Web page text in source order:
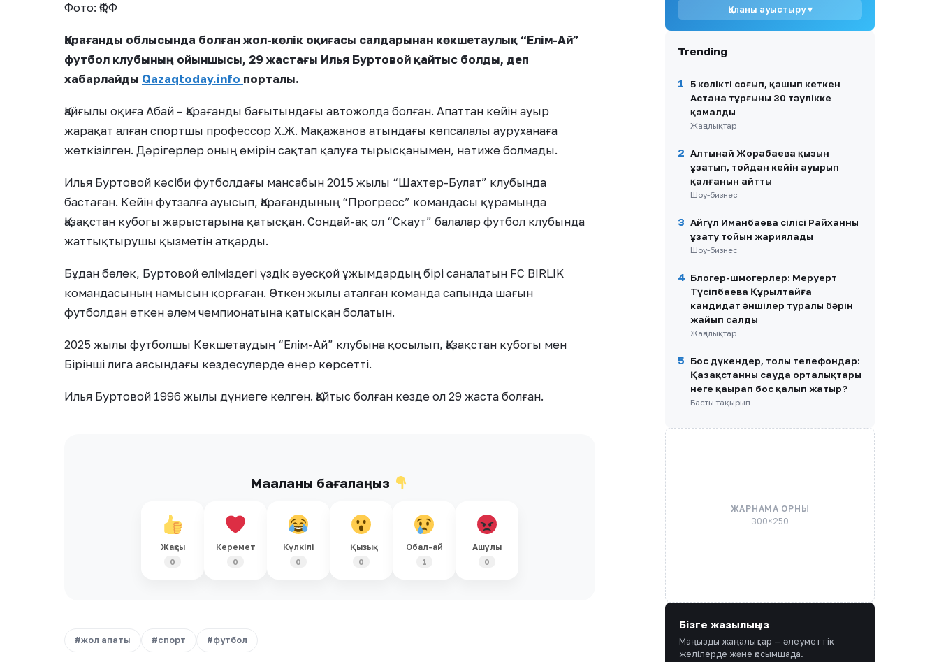
Фото: ҚФФ
Қарағанды облысында болған жол-көлік оқиғасы салдарынан көкшетаулық “Елім-Ай”
футбол клубының ойыншысы, 29 жастағы Илья Буртовой қайтыс болды, деп
хабарлайды Qazaqtoday.info порталы.
Қайғылы оқиға Абай – Қарағанды бағытындағы автожолда болған. Апаттан кейін ауыр
жарақат алған спортшы профессор Х.Ж. Мақажанов атындағы көпсалалы ауруханаға
жеткізілген. Дәрігерлер оның өмірін сақтап қалуға тырысқанымен, нәтиже болмады.
Илья Буртовой кәсіби футболдағы мансабын 2015 жылы “Шахтер-Булат” клубында
бастаған. Кейін футзалға ауысып, Қарағандының “Прогресс” командасы құрамында
Қазақстан кубогы жарыстарына қатысқан. Сондай-ақ ол “Скаут” балалар футбол клубында
жаттықтырушы қызметін атқарды.
Бұдан бөлек, Буртовой еліміздегі үздік әуесқой ұжымдардың бірі саналатын FC BIRLIK
командасының намысын қорғаған. Өткен жылы аталған команда сапында шағын
футболдан өткен әлем чемпионатына қатысқан болатын.
2025 жылы футболшы Көкшетаудың “Елім-Ай” клубына қосылып, Қазақстан кубогы мен
Бірінші лига аясындағы кездесулерде өнер көрсетті.
Илья Буртовой 1996 жылы дүниеге келген. Қайтыс болған кезде ол 29 жаста болған.
Мақаланы бағалаңыз
Жақсы
0
Керемет
0
Күлкілі
0
Қызық
0
Обал-ай
1
Ашулы
0
#жол апаты #спорт #футбол
гранттарының иегерлері
анықталды
9
тәрбиешісі 1 жасар балаға
10
Қазақстандық ескекшілер
Азия чемпионатында
бірнеше алтын медаль
жеңіп алды
Қаланы ауыстыру ▾
Trending
1
5 көлікті соғып, қашып кеткен
Астана тұрғыны 30 тәулікке
қамалды
Жаңалықтар
2 Алтынай Жорабаева қызын
ұзатып, тойдан кейін ауырып
қалғанын айтты
Шоу-бизнес
3 Айгүл Иманбаева сіңлісі Райханның
ұзату тойын жариялады
Шоу-бизнес
4 Блогер-шмогерлер: Меруерт
Түсіпбаева Құрылтайға
кандидат әншілер туралы бәрін
жайып салды
Жаңалықтар
5
Бос дүкендер, толы телефондар:
Қазақстанның сауда орталықтары
неге қаңырап бос қалып жатыр?
Басты тақырып
ЖАРНАМА ОРНЫ
300×250
Бізге жазылыңыз
Маңызды жаңалықтар — әлеуметтік
желілерде және қосымшада.